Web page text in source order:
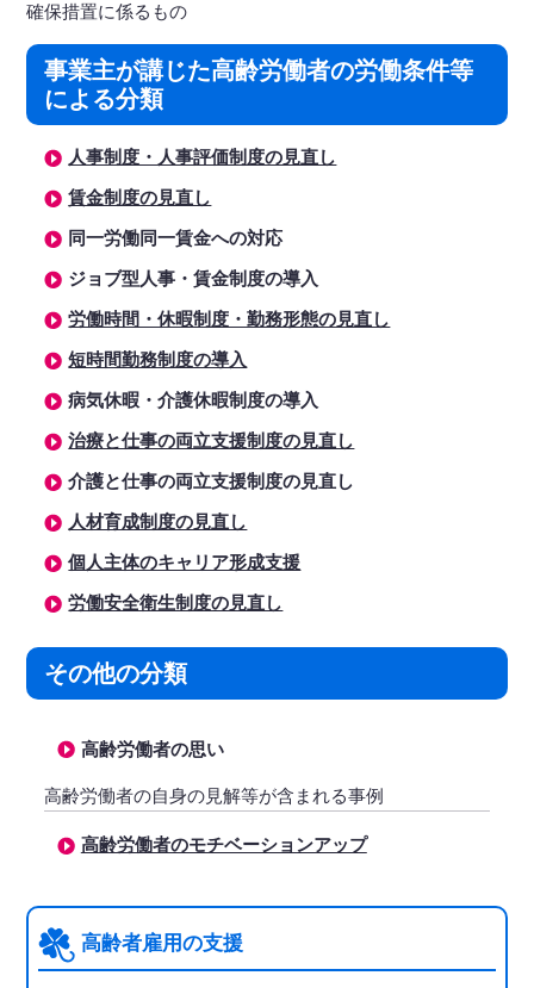
確保措置に係るもの
事業主が講じた高齢労働者の労働条件等
による分類
人事制度・人事評価制度の見直し
賃金制度の見直し
同一労働同一賃金への対応
ジョブ型人事・賃金制度の導入
労働時間・休暇制度・勤務形態の見直し
短時間勤務制度の導入
病気休暇・介護休暇制度の導入
治療と仕事の両立支援制度の見直し
介護と仕事の両立支援制度の見直し
人材育成制度の見直し
個人主体のキャリア形成支援
労働安全衛生制度の見直し
その他の分類
高齢労働者の思い
高齢労働者の自身の見解等が含まれる事例
高齢労働者のモチベーションアップ
高齢者雇用の支援